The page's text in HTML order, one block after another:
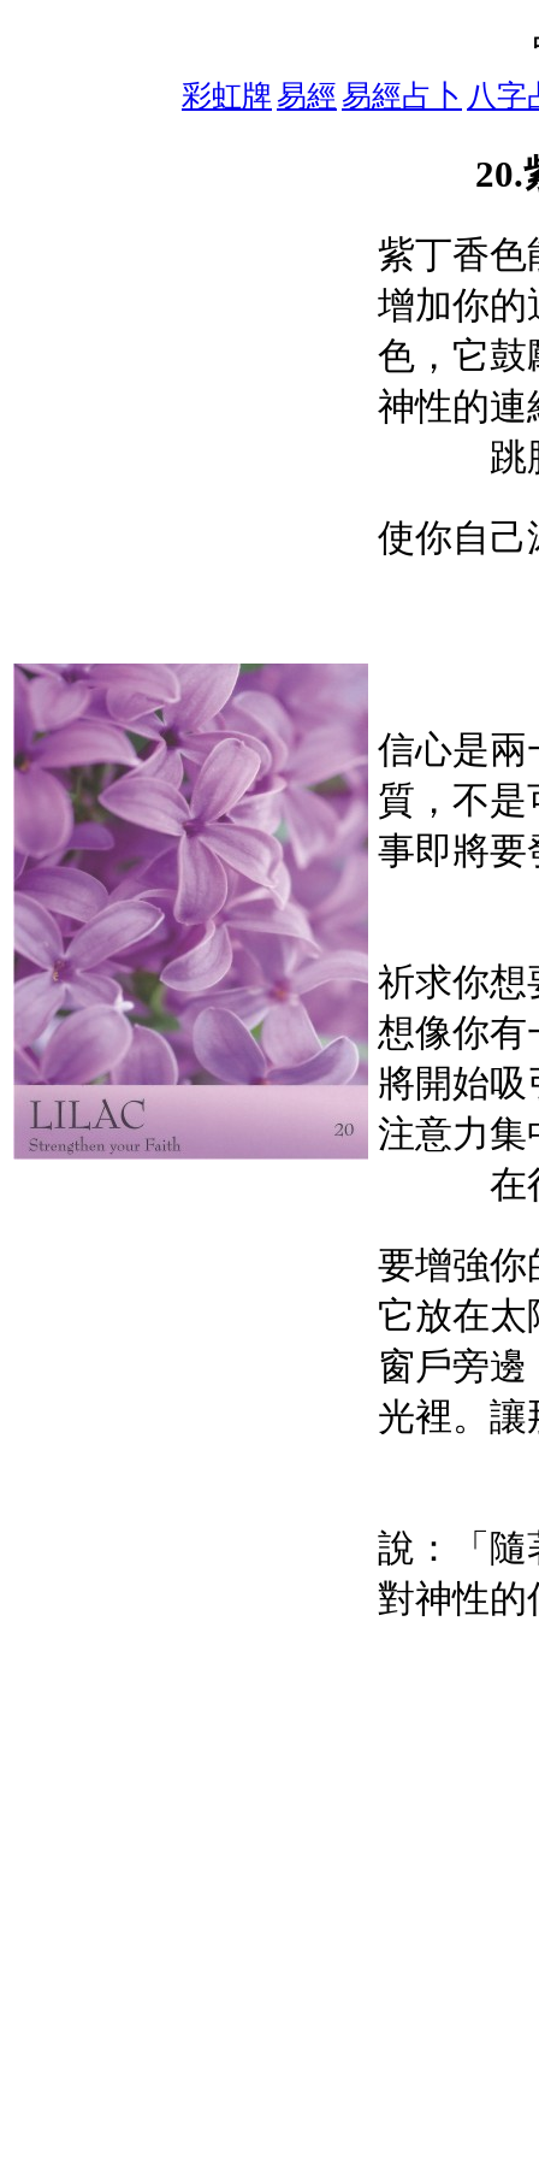
彩虹牌 易經 易經占卜 八字
20.
紫丁香色
增加你的
色，它鼓
神性的連
跳
使你自己
信心是兩
質，不是
事即將要
祈求你想
想像你有
將開始吸
注意力集
在
要增強你
它放在太
窗戶旁
光裡。讓
說：「隨
對神性的